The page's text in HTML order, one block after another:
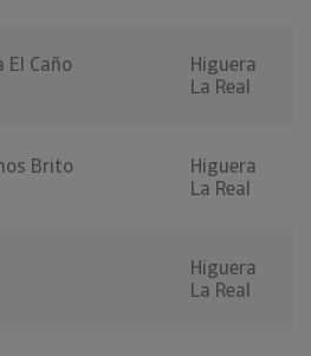
El Caño
Higuera
La Real
Brito
Higuera
La Real
Higuera
La Real